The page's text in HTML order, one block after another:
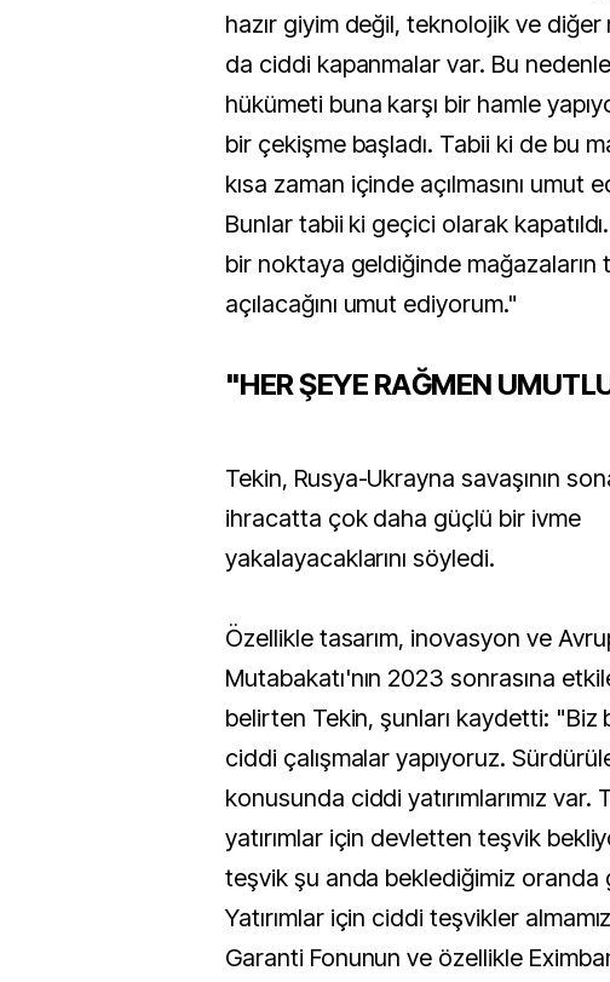
hazır giyim değil, teknolojik ve
da ciddi kapanmalar var. Bu
hükümeti buna karşı bir hamle
bir çekişme başladı. Tabii ki de bu
kısa zaman içinde açılmasını umut
Bunlar tabii ki geçici olarak
bir noktaya geldiğinde mağazaların
açılacağını umut ediyorum."
"HER ŞEYE RAĞMEN
Tekin, Rusya-Ukrayna savaşının
ihracatta çok daha güçlü bir ivme
yakalayacaklarını söyledi.
Özellikle tasarım, inovasyon ve
Mutabakatı'nın 2023 sonrasına
belirten Tekin, şunları kaydetti: "Biz
ciddi çalışmalar yapıyoruz.
konusunda ciddi yatırımlarımız var.
yatırımlar için devletten teşvik
teşvik şu anda beklediğimiz oranda
Yatırımlar için ciddi teşvikler
Garanti Fonunun ve özellikle